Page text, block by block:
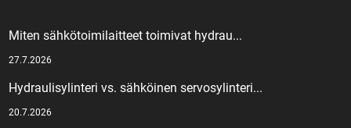
Miten sähkötoimilaitteet toimivat hydrau...
27.7.2026
Hydraulisylinteri vs. sähköinen servosylinteri...
20.7.2026